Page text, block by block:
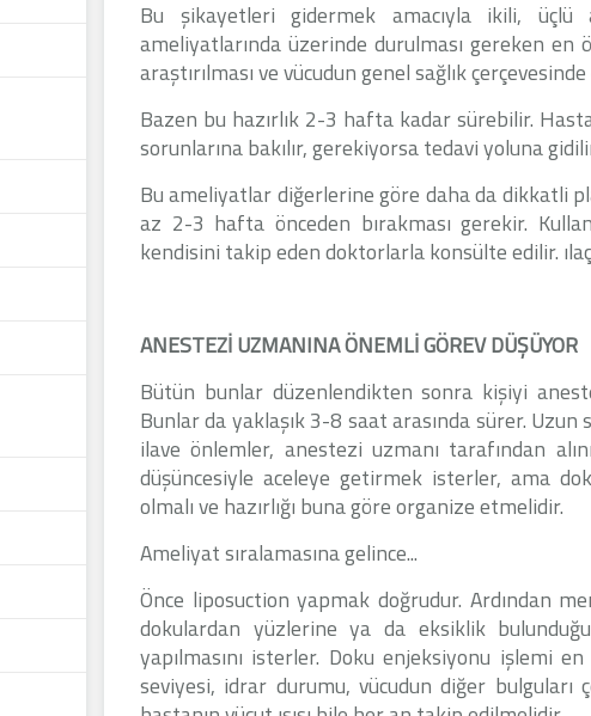
Bu şikayetleri gidermek amacıyla ikili,
ameliyatlarında üzerinde durulması gereken en
araştırılması ve vücudun genel sağlık
Bazen bu hazırlık 2-3 hafta kadar sürebilir.
sorunlarına bakılır, gerekiyorsa tedavi yoluna
Bu ameliyatlar diğerlerine göre daha da dikkatli
az 2-3 hafta önceden bırakması gerekir.
kendisini takip eden doktorlarla konsülte edilir.
ANESTEZİ UZMANINA ÖNEMLİ GÖREV DÜŞÜYOR
Bütün bunlar düzenlendikten sonra kişiyi
Bunlar da yaklaşık 3-8 saat arasında sürer.
ilave önlemler, anestezi uzmanı tarafından
düşüncesiyle aceleye getirmek isterler, ama
olmalı ve hazırlığı buna göre organize etmelidir.
Ameliyat sıralamasına gelince...
Önce liposuction yapmak doğrudur. Ardından
dokulardan yüzlerine ya da eksiklik
yapılmasını isterler. Doku enjeksiyonu işlemi
seviyesi, idrar durumu, vücudun diğer